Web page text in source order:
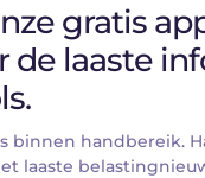
gratis
de laaste
binnen handbereik.
laaste